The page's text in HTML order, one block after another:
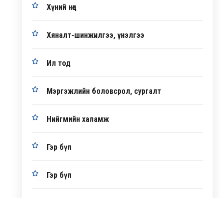
Хүний нөөц
Хяналт-шинжилгээ, үнэлгээ
Ил тод
Мэргэжлийн боловсрол, сургалт
Нийгмийн халамж
Гэр бүл
Гэр бүл